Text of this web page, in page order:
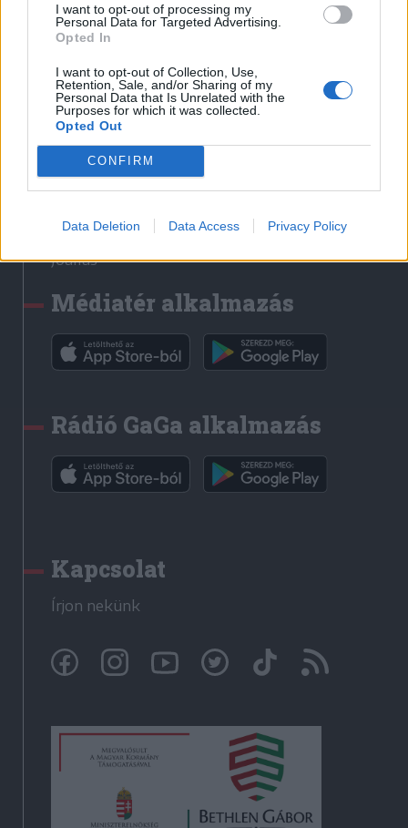
I want to opt-out of processing my
Personal Data for Targeted Advertising.
Opted In
I want to opt-out of Collection, Use,
Retention, Sale, and/or Sharing of my
Personal Data that Is Unrelated with the
Purposes for which it was collected.
Opted Out
CONFIRM
Data Deletion Data Access Privacy Policy
Médiatér
Liget
Krónika
Bihari Napló
Erdélyi Napló
Főtér
Rádió GaGa
Jóállás
Médiatér alkalmazás
Rádió GaGa alkalmazás
Kapcsolat
Írjon nekünk